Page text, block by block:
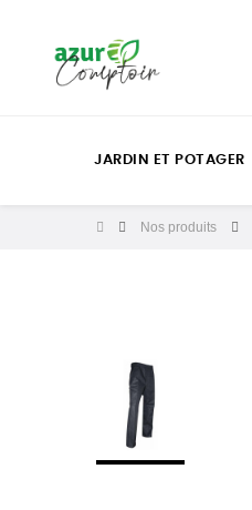
JARDIN ET POTAGER
Nos produits